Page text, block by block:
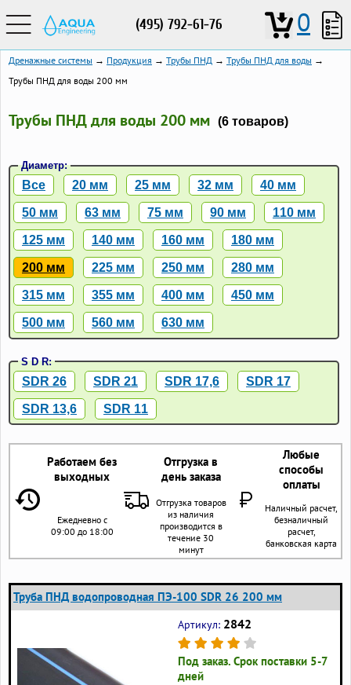
(495) 792-61-76 0
Дренажные системы → Продукция → Трубы ПНД → Трубы ПНД для воды →
Трубы ПНД для воды 200 мм
Трубы ПНД для воды 200 мм (6 товаров)
Диаметр:
Все 20 мм 25 мм 32 мм 40 мм
50 мм 63 мм 75 мм 90 мм 110 мм
125 мм 140 мм 160 мм 180 мм
200 мм 225 мм 250 мм 280 мм
315 мм 355 мм 400 мм 450 мм
500 мм 560 мм 630 мм
S D R:
SDR 26 SDR 21 SDR 17,6 SDR 17
SDR 13,6 SDR 11
Работаем без
выходных
Отгрузка в
день заказа
Любые
способы
оплаты
Ежедневно с
09:00 до 18:00
Отгрузка товаров
из наличия
производится в
течение 30
минут
Наличный расчет,
безналичный
расчет,
банковская карта
Труба ПНД водопроводная ПЭ-100 SDR 26 200 мм
Артикул: 2842
Под заказ. Срок поставки 5-7
дней